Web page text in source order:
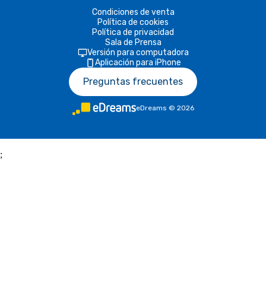
Condiciones de venta
Política de cookies
Política de privacidad
Sala de Prensa
Versión para computadora
Aplicación para iPhone
Preguntas frecuentes
eDreams © 2026
;